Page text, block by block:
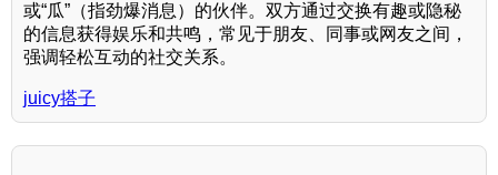
或“瓜”（指劲爆消息）的伙伴。双方通过交换有趣或隐秘
的信息获得娱乐和共鸣，常见于朋友、同事或网友之间，
强调轻松互动的社交关系。
juicy搭子